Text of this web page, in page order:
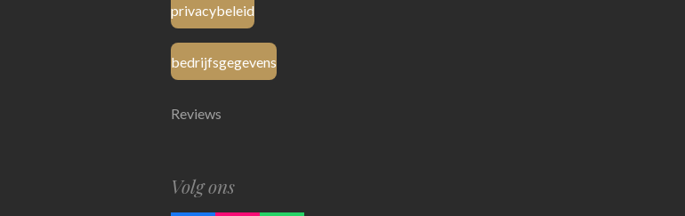
privacybeleid
bedrijfsgegevens
Reviews
Volg ons